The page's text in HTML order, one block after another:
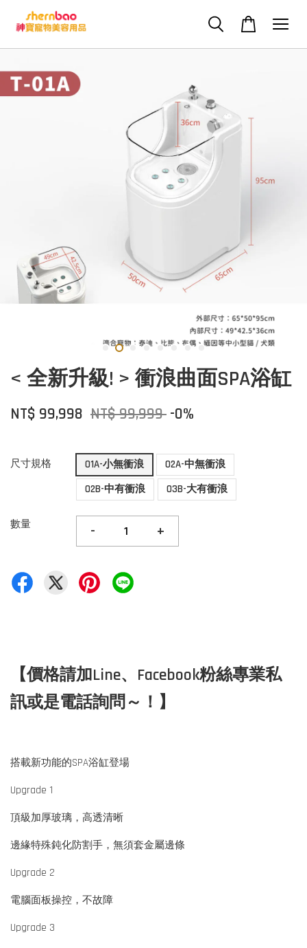
< 全新升級! > 衝浪曲面SPA浴缸
NT$ 99,998 NT$ 99,999 -0%
尺寸規格 01A-小無衝浪
02A-中無衝浪
02B-中有衝浪
03B-大有衝浪
數量 - +
【價格請加Line、Facebook粉絲專業私
訊或是電話詢問～！】
搭載新功能的SPA浴缸登場
Upgrade 1
頂級加厚玻璃，高透清晰
邊緣特殊鈍化防割手，無須套金屬邊條
Upgrade 2
電腦面板操控，不故障
Upgrade 3